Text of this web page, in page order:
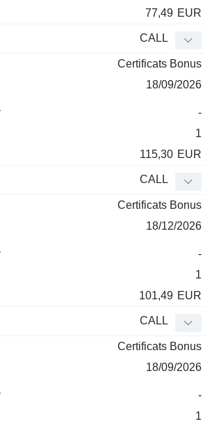
77,49 EUR
CALL
Certificats Bonus
18/09/2026
-
1
115,30 EUR
CALL
Certificats Bonus
18/12/2026
-
1
101,49 EUR
CALL
Certificats Bonus
18/09/2026
-
1